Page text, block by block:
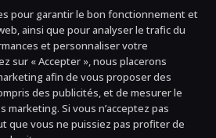
pour garantir le bon fonctionnement et
ainsi que pour analyser le trafic du
et personnaliser votre
sur « Accepter », nous placerons
afin de vous proposer des
des publicités, et de mesurer le
marketing. Si vous n’acceptez pas
que vous ne puissiez pas profiter de